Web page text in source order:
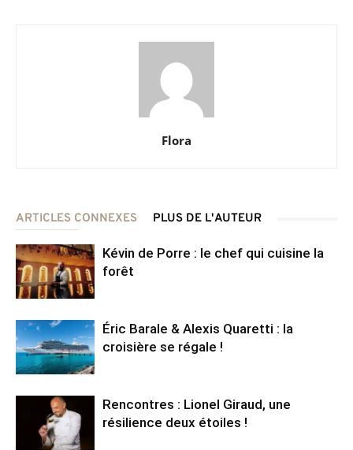
Flora
ARTICLES CONNEXES PLUS DE L'AUTEUR
Kévin de Porre : le chef qui cuisine la
forêt
Éric Barale & Alexis Quaretti : la
croisière se régale !
Rencontres : Lionel Giraud, une
résilience deux étoiles !